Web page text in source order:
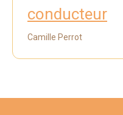
conducteur
Camille Perrot